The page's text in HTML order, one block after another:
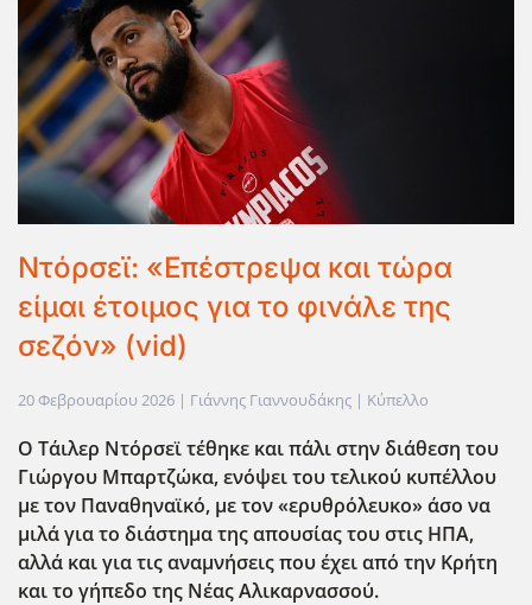
Ντόρσεϊ: «Επέστρεψα και τώρα
είμαι έτοιμος για το φινάλε της
σεζόν» (vid)
20 Φεβρουαρίου 2026 | Γιάννης Γιαννουδάκης | Κύπελλο
Ο Τάιλερ Ντόρσεϊ τέθηκε και πάλι στην διάθεση του
Γιώργου Μπαρτζώκα, ενόψει του τελικού κυπέλλου
με τον Παναθηναϊκό, με τον «ερυθρόλευκο» άσο να
μιλά για το διάστημα της απουσίας του στις ΗΠΑ,
αλλά και για τις αναμνήσεις που έχει από την Κρήτη
και το γήπεδο της Νέας Αλικαρνασσού.